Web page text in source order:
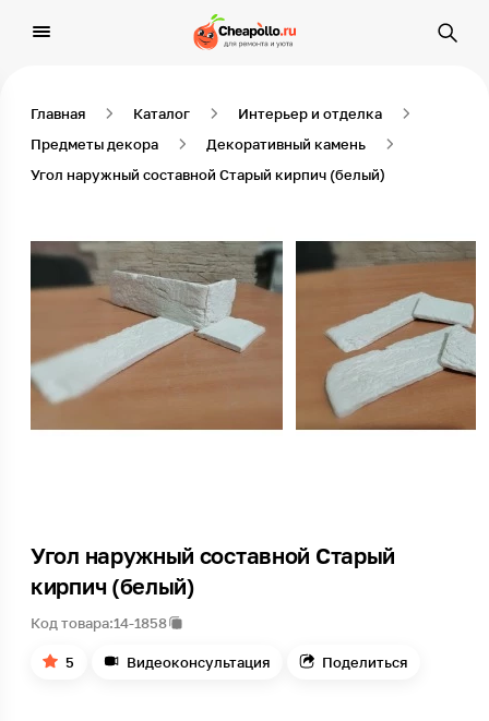
Главная Каталог
Интерьер и отделка
Предметы декора
Декоративный камень
Угол наружный составной Старый кирпич (белый)
Угол наружный составной Старый
кирпич (белый)
Код товара:14-1858
5 Видеоконсультация Поделиться